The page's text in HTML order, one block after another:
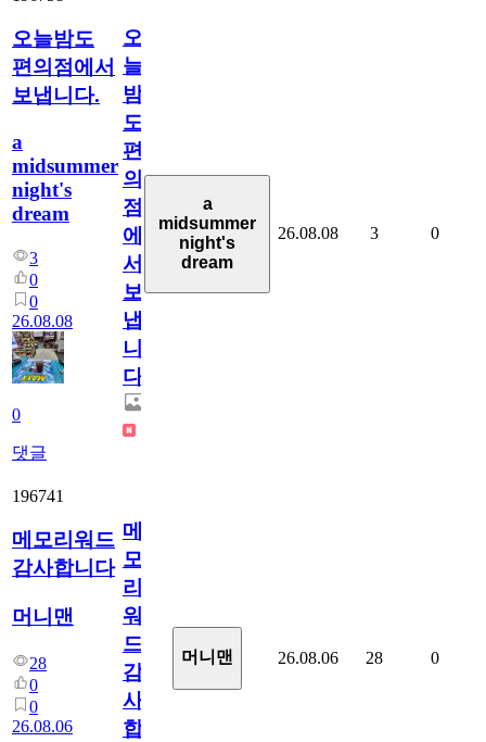
오늘밤도
편의점에서
보냅니다.
a
midsummer
night's
dream
3
0
0
26.08.08
0
댓글
오
늘
밤
도
편
의
점
에
서
보
냅
니
다.
a
midsummer
night's
dream
26.08.08 3 0
196741
메모리워드
감사합니다
머니맨
28
0
0
26.08.06
메
모
리
워
드
감
사
합
머니맨 26.08.06 28 0